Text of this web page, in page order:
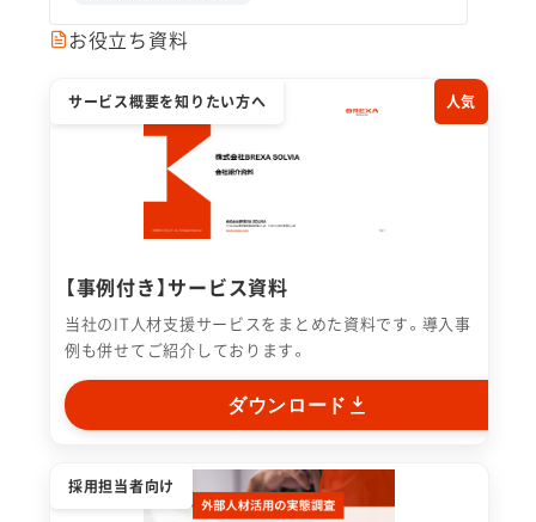
お役立ち資料
サービス概要を知りたい方へ 人気
【事例付き】サービス資料
当社のIT人材支援サービスをまとめた資料です。導入事
例も併せてご紹介しております。
ダウンロード
採用担当者向け